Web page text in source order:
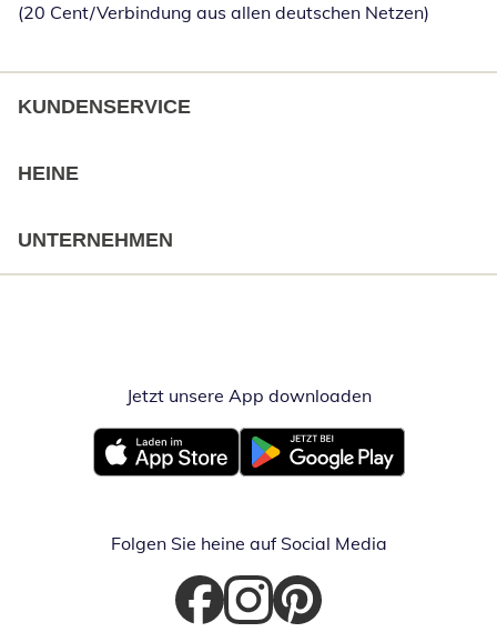
(20 Cent/Verbindung aus allen deutschen Netzen)
KUNDENSERVICE
HEINE
UNTERNEHMEN
Jetzt unsere App downloadenÖffnet in
Öffnet in neuem FensterÖffnet in neuem Fenster
Folgen Sie heine auf Social Media
Öffnet in neuem Fenster
Öffnet in neuem Fenster
Öffnet in neuem Fenster